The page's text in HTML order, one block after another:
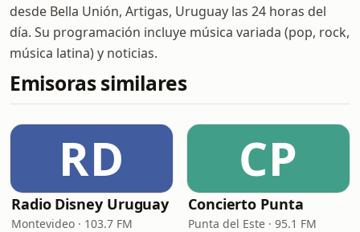
desde Bella Unión, Artigas, Uruguay las 24 horas del
día. Su programación incluye música variada (pop, rock,
música latina) y noticias.
Emisoras similares
RD
Radio Disney Uruguay
Montevideo · 103.7 FM
CP
Concierto Punta
Punta del Este · 95.1 FM